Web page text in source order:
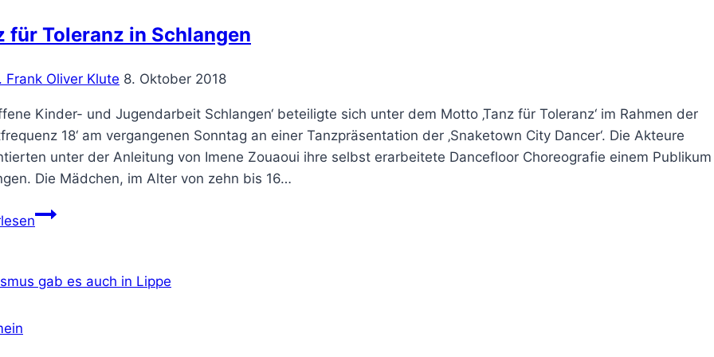
für Toleranz in Schlangen
Frank Oliver Klute 8. Oktober 2018
Kinder- und Jugendarbeit Schlangen‘ beteiligte sich unter dem Motto ‚Tanz für Toleranz‘ im Rahmen der
18‘ am vergangenen Sonntag an einer Tanzpräsentation der ‚Snaketown City Dancer‘. Die Akteure
unter der Anleitung von Imene Zouaoui ihre selbst erarbeitete Dancefloor Choreografie einem
Die Mädchen, im Alter von zehn bis 16…
Tanz
in